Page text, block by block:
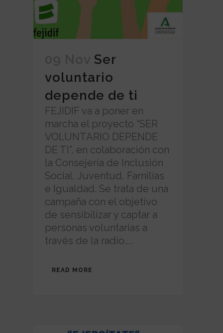
Ser
voluntario
depende de ti
FEJIDIF va a poner en
marcha el proyecto “SER
VOLUNTARIO DEPENDE
DE TI”, en colaboración con
la Consejería de Inclusión
Social, Juventud, Familias
e Igualdad. Se trata de una
campaña con el objetivo
de sensibilizar y captar a
personas voluntarias a
través de la radio....
READ MORE